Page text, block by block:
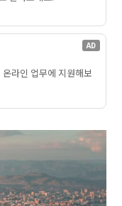
AD
라인 업무에 지원해보